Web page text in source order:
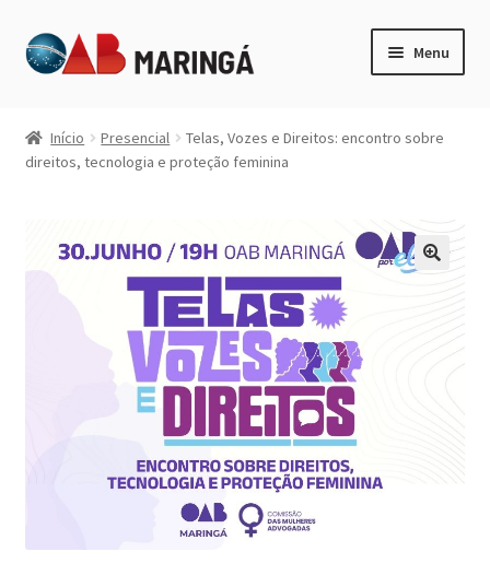
Pular
para
Pular
para
Menu
Minha Conta
Início Presencial
Telas, Vozes e Direitos: encontro sobre
direitos, tecnologia e proteção feminina